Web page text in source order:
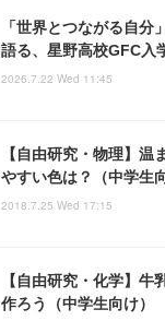
「世界とつながる自
語る、星野高校GFC入
2026.7.22 Wed 11:45
【自由研究・物理】
やすい色は？（中学生
2018.7.25 Wed 17:15
【自由研究・化学】牛
作ろう（中学生向け）